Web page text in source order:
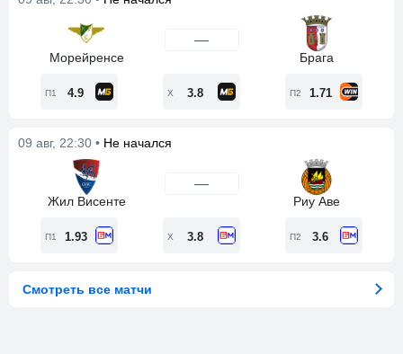
Морейренсе
—
Брага
П1 4.9 Х 3.8 П2 1.71
09 авг, 22:30 • Не начался
Жил Висенте
—
Риу Аве
П1 1.93 Х 3.8 П2 3.6
Смотреть все матчи